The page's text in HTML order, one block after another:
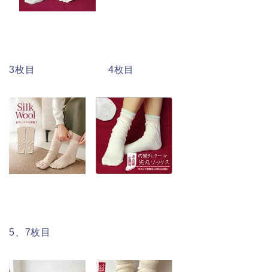
3枚目 4枚目
5、7枚目